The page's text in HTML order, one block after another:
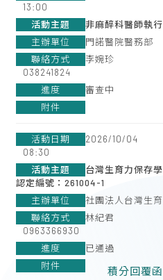
13:00
非麻醉科醫師執
門諾醫院醫務部
李婉珍
038241824
審查中
2026/10/04
08:30
台灣生育力保存
認定編號：261004-1
社團法人台灣生
林紀君
0963366930
已通過
積分回覆函